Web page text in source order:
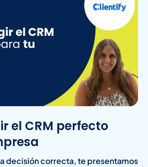
el CRM perfecto
decisión correcta, te presentamos